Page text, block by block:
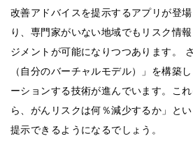
改善アドバイスを提示するアプリが登
り、専門家がいない地域でもリスク情
ジメントが可能になりつつあります。
（自分のバーチャルモデル）」を構築
ーションする技術が進んでいます。こ
ら、がんリスクは何％減少するか」と
提示できるようになるでしょう。